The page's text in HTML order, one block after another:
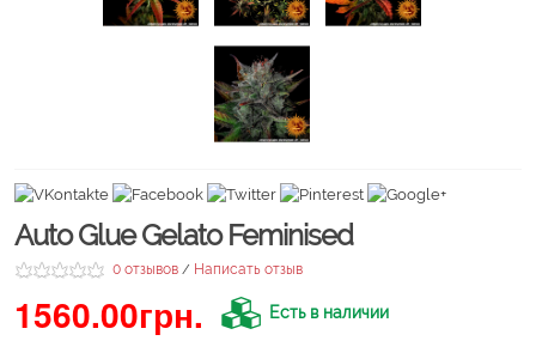
Auto Glue Gelato Feminised
0 отзывов / Написать отзыв
1560.00грн. Есть в наличии